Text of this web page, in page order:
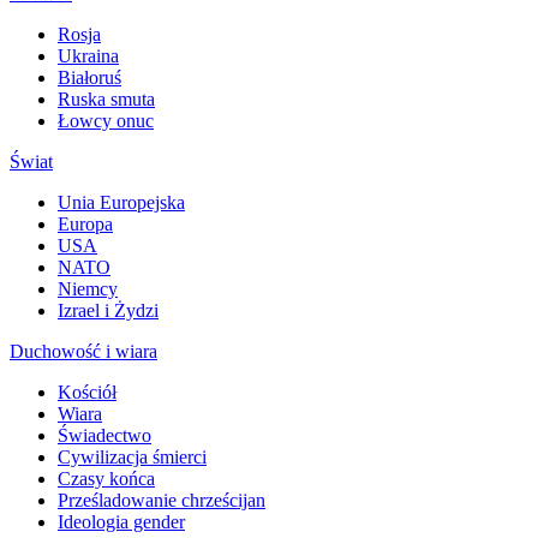
Rosja
Ukraina
Białoruś
Ruska smuta
Łowcy onuc
Świat
Unia Europejska
Europa
USA
NATO
Niemcy
Izrael i Żydzi
Duchowość i wiara
Kościół
Wiara
Świadectwo
Cywilizacja śmierci
Czasy końca
Prześladowanie chrześcijan
Ideologia gender